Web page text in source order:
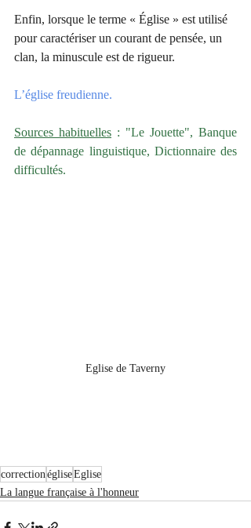
Enfin, lorsque le terme « Église » est utilisé
pour caractériser un courant de pensée, un
clan, la minuscule est de rigueur.
L’église freudienne.
Sources habituelles : "Le Jouette", Banque
de dépannage linguistique, Dictionnaire des
difficultés.
Eglise de Taverny
correctionégliseEglise
La langue française à l'honneur